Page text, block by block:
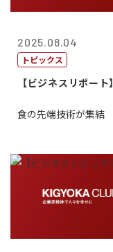
2025.08.04
トピックス
【ビジネスリポート】
食の先端技術が集結